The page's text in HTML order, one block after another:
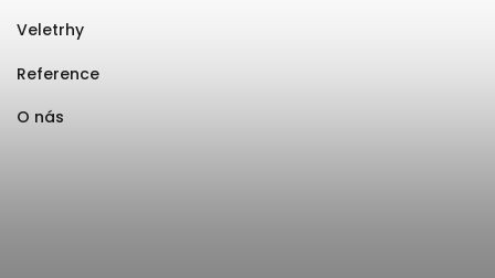
Veletrhy
Reference
O nás